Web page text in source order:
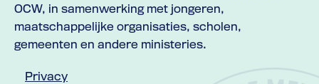
OCW, in samenwerking met jongeren,
maatschappelijke organisaties, scholen,
gemeenten en andere ministeries.
Privacy